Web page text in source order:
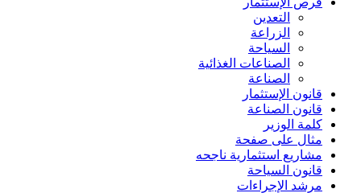
التعدين
الزراعة
السياحة
الصناعات الغذائية
الصناعة
قانون الإستثمار
قانون الصناعة
كلمة الوزير
مثال على صفحة
مشاريع استثمارية ناجحه
قانون السياحة
مرشد الإجراءات